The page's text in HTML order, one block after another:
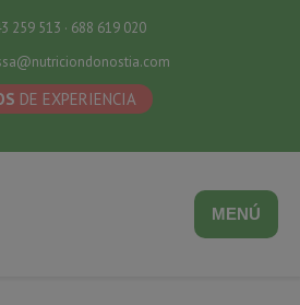
259 513 · 688 619 020
DE EXPERIENCIA
MENÚ